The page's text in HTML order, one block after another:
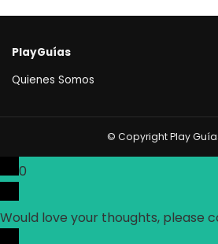
PlayGuías
Quienes Somos
© Copyright Play
0
Would love your thoughts, please